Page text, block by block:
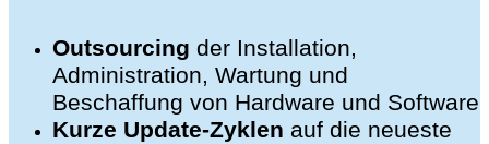
Outsourcing der Installation,
Administration, Wartung und
Beschaffung von Hardware und Software
Kurze Update-Zyklen auf die neueste